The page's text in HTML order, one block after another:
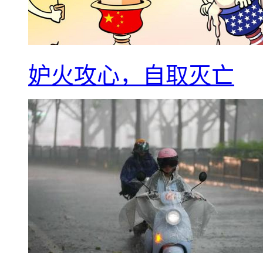
妒火攻心，自取灭亡